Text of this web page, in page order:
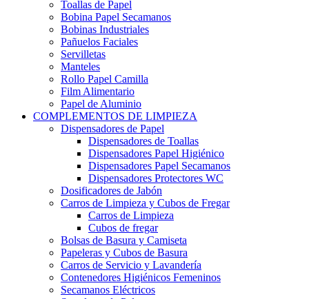
Toallas de Papel
Bobina Papel Secamanos
Bobinas Industriales
Pañuelos Faciales
Servilletas
Manteles
Rollo Papel Camilla
Film Alimentario
Papel de Aluminio
COMPLEMENTOS DE LIMPIEZA
Dispensadores de Papel
Dispensadores de Toallas
Dispensadores Papel Higiénico
Dispensadores Papel Secamanos
Dispensadores Protectores WC
Dosificadores de Jabón
Carros de Limpieza y Cubos de Fregar
Carros de Limpieza
Cubos de fregar
Bolsas de Basura y Camiseta
Papeleras y Cubos de Basura
Carros de Servicio y Lavandería
Contenedores Higiénicos Femeninos
Secamanos Eléctricos